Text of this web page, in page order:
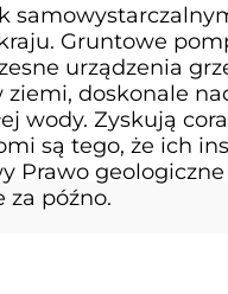
Gruntowe
urządzenia
doskonale
wody. Zyskują
są tego, że ich
Prawo geologiczne
za późno.